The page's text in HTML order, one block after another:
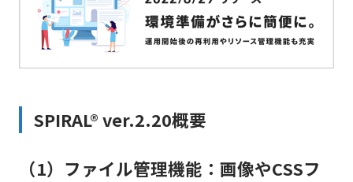
SPIRAL® ver.2.20概要
（1）ファイル管理機能：画像やCSSフ